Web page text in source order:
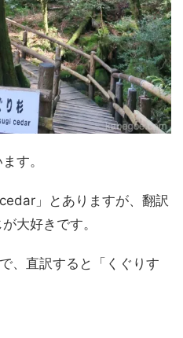
す。
cedar」とありますが、翻訳
大好きです。
、直訳すると「くぐりす